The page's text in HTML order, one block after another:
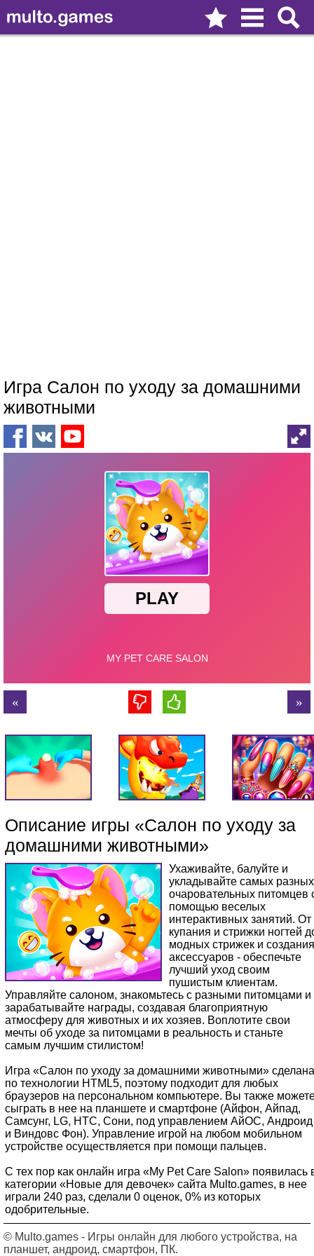
Игра Салон по уходу за домашними
животными
Описание игры «Салон по уходу за
домашними животными»
Ухаживайте, балуйте и
укладывайте самых разных
очаровательных питомцев
помощью веселых
интерактивных занятий. От
купания и стрижки ногтей
модных стрижек и создания
аксессуаров - обеспечьте
лучший уход своим
пушистым клиентам.
Управляйте салоном, знакомьтесь с разными питомцами и
зарабатывайте награды, создавая благоприятную
атмосферу для животных и их хозяев. Воплотите свои
мечты об уходе за питомцами в реальность и станьте
самым лучшим стилистом!
Игра «Салон по уходу за домашними животными» сделана
по технологии HTML5, поэтому подходит для любых
браузеров на персональном компьютере. Вы также
сыграть в нее на планшете и смартфоне (Айфон, Айпад,
Самсунг, LG, HTC, Сони, под управлением АйОС, Андроид
и Виндовс Фон). Управление игрой на любом мобильном
устройстве осуществляется при помощи пальцев.
С тех пор как онлайн игра «My Pet Care Salon» появилась
категории «Новые для девочек» сайта Multo.games, в нее
играли 240 раз, сделали 0 оценок, 0% из которых
одобрительные.
© Multo.games - Игры онлайн для любого устройства, на
планшет, андроид, смартфон, ПК.